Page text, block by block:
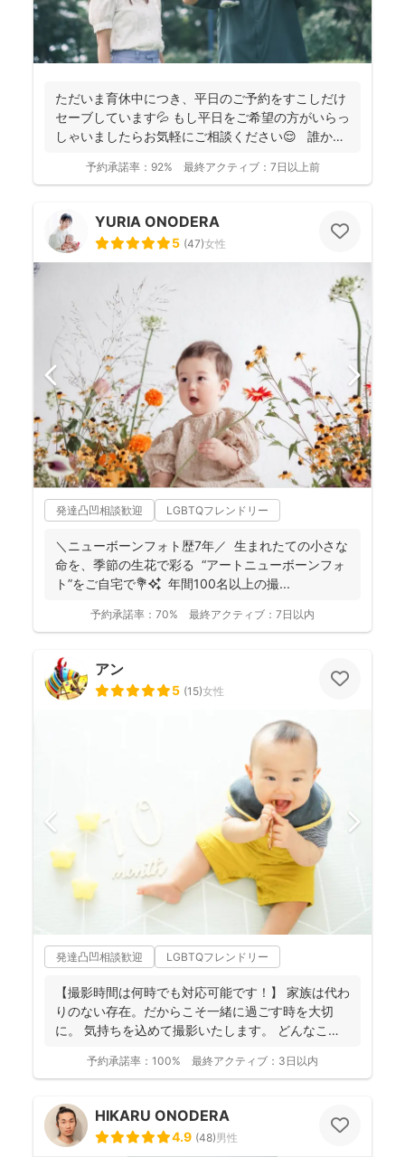
ただいま育休中につき、平日のご予約をすこしだけ
セーブしています💦 もし平日をご希望の方がいらっ
しゃいましたらお気軽にご相談ください😌 誰かに
予約承諾率： 92% 最終アクティブ： 7日以上前
YURIA ONODERA
5 (47)女性
発達凸凹相談歓迎 LGBTQフレンドリー
＼ニューボーンフォト歴7年／ 生まれたての小さな
命を、季節の生花で彩る “アートニューボーンフォ
ト”をご自宅で💐✨ 年間100名以上の撮...
予約承諾率： 70% 最終アクティブ： 7日以内
アン
5 (15)女性
発達凸凹相談歓迎 LGBTQフレンドリー
【撮影時間は何時でも対応可能です！】 家族は代わ
りのない存在。だからこそ一緒に過ごす時を大切
に。 気持ちを込めて撮影いたします。 どんなこと
予約承諾率： 100% 最終アクティブ： 3日以内
HIKARU ONODERA
4.9 (48)男性